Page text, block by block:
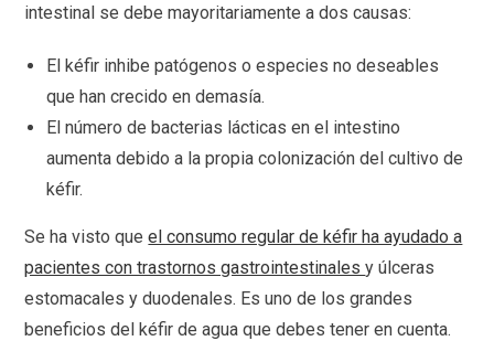
intestinal se debe mayoritariamente a dos causas:
El kéfir inhibe patógenos o especies no deseables
que han crecido en demasía.
El número de bacterias lácticas en el intestino
aumenta debido a la propia colonización del cultivo de
kéfir.
Se ha visto queel consumo regular de kéfir ha ayudado a
pacientes con trastornos gastrointestinalesy úlceras
estomacales y duodenales. Es uno de los grandes
beneficios del kéfir de agua que debes tener en cuenta.